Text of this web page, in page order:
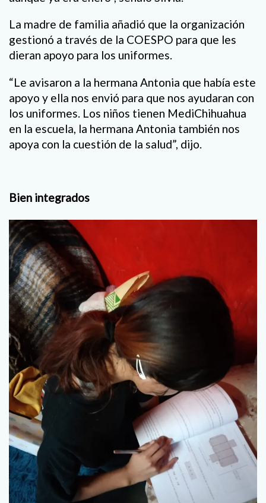
La madre de familia añadió que la organización
gestionó a través de la COESPO para que les
dieran apoyo para los uniformes.
“Le avisaron a la hermana Antonia que había este
apoyo y ella nos envió para que nos ayudaran con
los uniformes. Los niños tienen MediChihuahua
en la escuela, la hermana Antonia también nos
apoya con la cuestión de la salud”, dijo.
Bien integrados